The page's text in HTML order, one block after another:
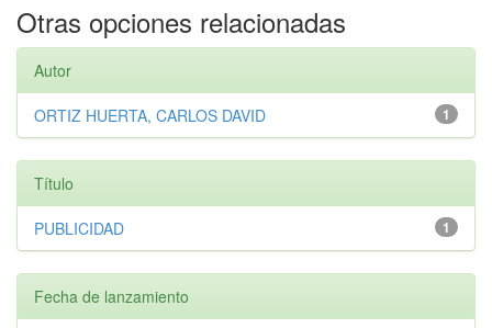
Otras opciones relacionadas
Autor
1
ORTIZ HUERTA, CARLOS DAVID
Título
1
PUBLICIDAD
Fecha de lanzamiento